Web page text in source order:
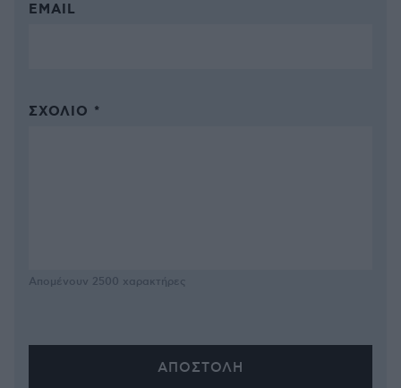
EMAIL
ΣΧΌΛΙΟ *
Απομένουν 2500 χαρακτήρες